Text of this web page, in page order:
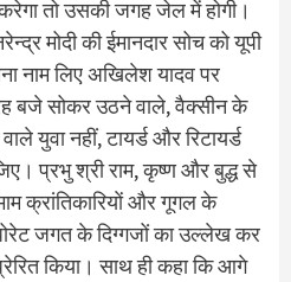
तो उसकी जगह जेल में होगी।
मोदी की ईमानदार सोच को यूपी
नाम लिए अखिलेश यादव पर
बजे सोकर उठने वाले, वैक्सीन के
युवा नहीं, टायर्ड और रिटायर्ड
प्रभु श्री राम, कृष्ण और बुद्ध से
क्रांतिकारियाें और गूगल के
जगत के दिग्गजों का उल्लेख कर
किया। साथ ही कहा कि आगे